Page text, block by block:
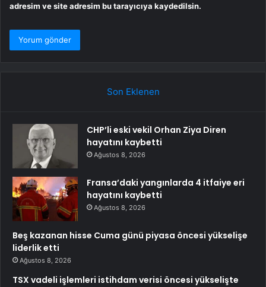
adresim ve site adresim bu tarayıcıya kaydedilsin.
Son Eklenen
CHP’li eski vekil Orhan Ziya Diren
hayatını kaybetti
Ağustos 8, 2026
Fransa’daki yangınlarda 4 itfaiye eri
hayatını kaybetti
Ağustos 8, 2026
Beş kazanan hisse Cuma günü piyasa öncesi yükselişe
liderlik etti
Ağustos 8, 2026
TSX vadeli işlemleri istihdam verisi öncesi yükselişte